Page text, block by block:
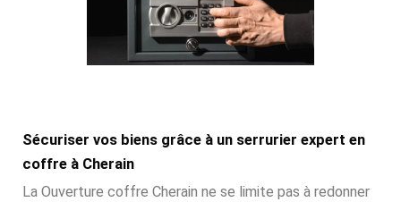
Sécuriser vos biens grâce à un serrurier expert en
coffre à Cherain
La Ouverture coffre Cherain ne se limite pas à redonner